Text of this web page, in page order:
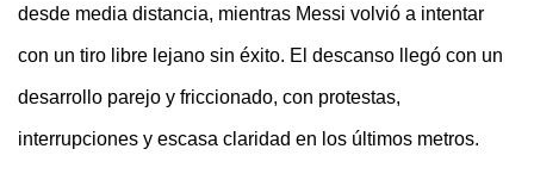
desde media distancia, mientras Messi volvió a intentar
con un tiro libre lejano sin éxito. El descanso llegó con un
desarrollo parejo y friccionado, con protestas,
interrupciones y escasa claridad en los últimos metros.